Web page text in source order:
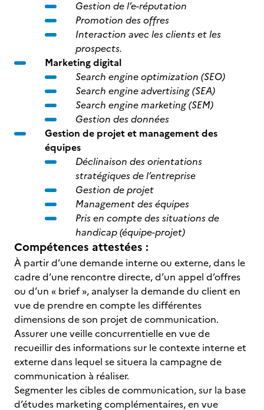
Gestion de l’e-réputation
Promotion des offres
Interaction avec les clients et les
prospects.
Marketing digital
Search engine optimization (SEO)
Search engine advertising (SEA)
Search engine marketing (SEM)
Gestion des données
Gestion de projet et management des
équipes
Déclinaison des orientations
stratégiques de l’entreprise
Gestion de projet
Management des équipes
Pris en compte des situations de
handicap (équipe-projet)
Compétences attestées :
À partir d’une demande interne ou externe, dans le
cadre d’une rencontre directe, d’un appel d’offres
ou d’un « brief », analyser la demande du client en
vue de prendre en compte les différentes
dimensions de son projet de communication.
Assurer une veille concurrentielle en vue de
recueillir des informations sur le contexte interne et
externe dans lequel se situera la campagne de
communication à réaliser.
Segmenter les cibles de communication, sur la base
d’études marketing complémentaires, en vue